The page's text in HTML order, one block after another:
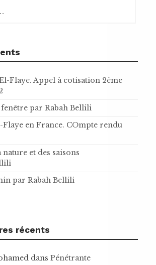
Flaye. Appel à cotisation 2ème
fenêtre par Rabah Bellili
en France. COmpte rendu
nature et des saisons
par Rabah Bellili
récents
dans Pénétrante